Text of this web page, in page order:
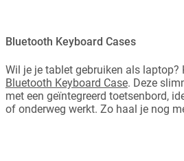
Bluetooth Keyboard Cases
Wil je je tablet gebruiken als laptop?
Bluetooth Keyboard Case. Deze
met een geïntegreerd toetsenbord,
of onderweg werkt. Zo haal je nog